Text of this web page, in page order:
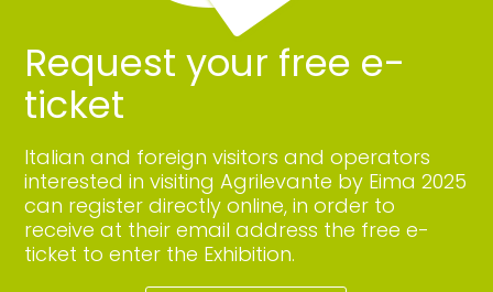
Request your free e-
ticket
Italian and foreign visitors and operators
interested in visiting Agrilevante by Eima 2025
can register directly online, in order to
receive at their email address the free e-
ticket to enter the Exhibition.